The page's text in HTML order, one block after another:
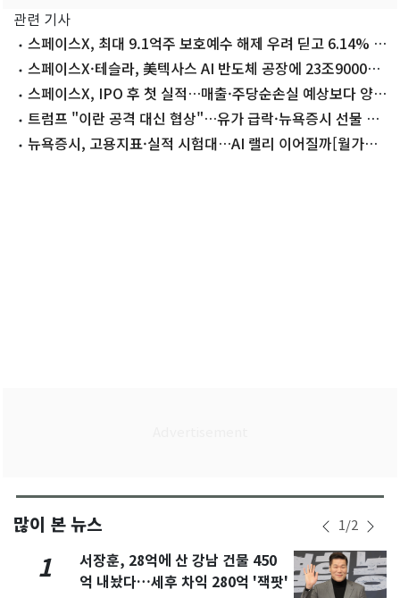
관련 기사
스페이스X, 최대 9.1억주 보호예수 해제 우려 딛고 6.14% 급
등 스페이스X·테슬라, 美텍사스 AI 반도체 공장에 23조9000억
원 투자
스페이스X, IPO 후 첫 실적…매출·주당순손실 예상보다 양
호 트럼프 "이란 공격 대신 협상"…유가 급락·뉴욕증시 선물 상
승 뉴욕증시, 고용지표·실적 시험대…AI 랠리 이어질까[월가프
많이 본 뉴스 1/2
1
서장훈, 28억에 산 강남 건물 450
억 내놨다…세후 차익 280억 '잭팟'